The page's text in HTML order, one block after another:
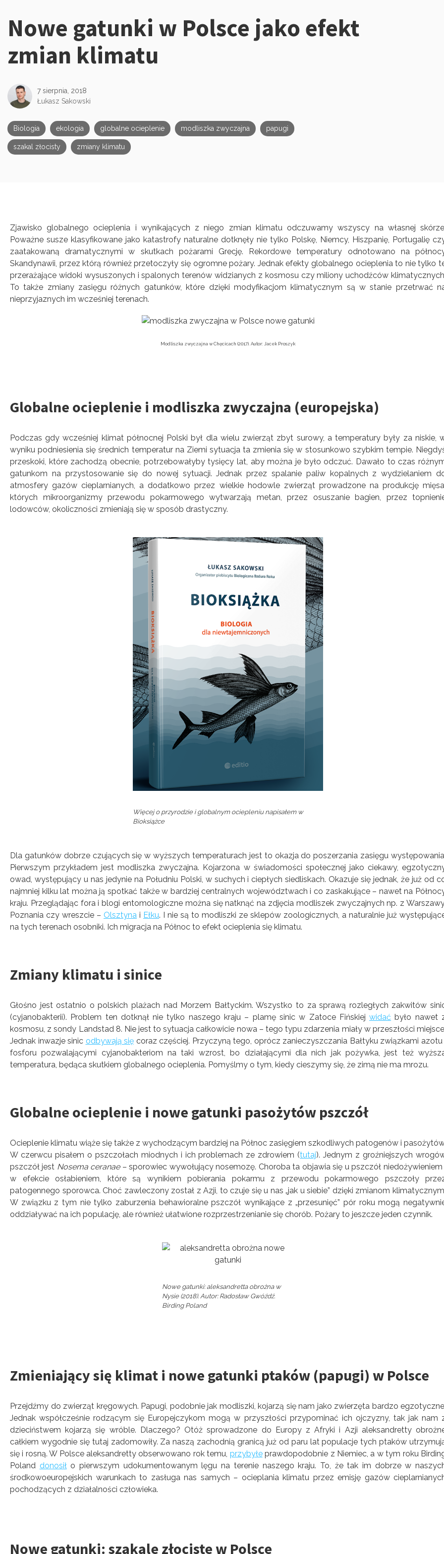
Kategorie:
Nowe gatunki w Polsce jako efekt
zmian klimatu
7 sierpnia, 2018
Łukasz Sakowski
Biologia ekologia globalne ocieplenie modliszka zwyczajna papugi
szakal złocisty zmiany klimatu
Zjawisko globalnego ocieplenia i wynikających z niego zmian klimatu odczuwamy wszyscy na własnej
Poważne susze klasyfikowane jako katastrofy naturalne dotknęły nie tylko Polskę, Niemcy, Hiszpanię, Portugalię
zaatakowaną dramatycznymi w skutkach pożarami Grecję. Rekordowe temperatury odnotowano na
Skandynawii, przez którą również przetoczyły się ogromne pożary. Jednak efekty globalnego ocieplenia to nie tylko
przerażające widoki wysuszonych i spalonych terenów widzianych z kosmosu czy miliony uchodźców
To także zmiany zasięgu różnych gatunków, które dzięki modyfikacjom klimatycznym są w stanie przetrwać
nieprzyjaznych im wcześniej terenach.
Modliszka zwyczajna w Chęcicach (2017). Autor: Jacek Proszyk
Globalne ocieplenie i modliszka zwyczajna (europejska)
Podczas gdy wcześniej klimat północnej Polski był dla wielu zwierząt zbyt surowy, a temperatury były za niskie,
wyniku podniesienia się średnich temperatur na Ziemi sytuacja ta zmienia się w stosunkowo szybkim tempie.
przeskoki, które zachodzą obecnie, potrzebowałyby tysięcy lat, aby można je było odczuć. Dawało to czas
gatunkom na przystosowanie się do nowej sytuacji. Jednak przez spalanie paliw kopalnych z wydzielaniem
atmosfery gazów cieplarnianych, a dodatkowo przez wielkie hodowle zwierząt prowadzone na produkcję
których mikroorganizmy przewodu pokarmowego wytwarzają metan, przez osuszanie bagien, przez
lodowców, okoliczności zmieniają się w sposób drastyczny.
Więcej o przyrodzie i globalnym ociepleniu napisałem w
Bioksiążce
Dla gatunków dobrze czujących się w wyższych temperaturach jest to okazja do poszerzania zasięgu
Pierwszym przykładem jest modliszka zwyczajna. Kojarzona w świadomości społecznej jako ciekawy,
owad, występujący u nas jedynie na Południu Polski, w suchych i ciepłych siedliskach. Okazuje się jednak, że już od
najmniej kilku lat można ją spotkać także w bardziej centralnych województwach i co zaskakujące – nawet na
kraju. Przeglądając fora i blogi entomologiczne można się natknąć na zdjęcia modliszek zwyczajnych np. z
Poznania czy wreszcie – Olsztyna i Ełku. I nie są to modliszki ze sklepów zoologicznych, a naturalnie już
na tych terenach osobniki. Ich migracja na Północ to efekt ocieplenia się klimatu.
Zmiany klimatu i sinice
Głośno jest ostatnio o polskich plażach nad Morzem Bałtyckim. Wszystko to za sprawą rozległych zakwitów
(cyjanobakterii). Problem ten dotknął nie tylko naszego kraju – plamę sinic w Zatoce Fińskiejwidać było nawet
kosmosu, z sondy Landstad 8. Nie jest to sytuacja całkowicie nowa – tego typu zdarzenia miały w przeszłości
Jednak inwazje sinic odbywają się coraz częściej. Przyczyną tego, oprócz zanieczyszczania Bałtyku związkami azotu
fosforu pozwalającymi cyjanobakteriom na taki wzrost, bo działającymi dla nich jak pożywka, jest też
temperatura, będąca skutkiem globalnego ocieplenia. Pomyślmy o tym, kiedy cieszymy się, że zimą nie ma mrozu.
Globalne ocieplenie i nowe gatunki pasożytów pszczół
Ocieplenie klimatu wiąże się także z wychodzącym bardziej na Północ zasięgiem szkodliwych patogenów i
W czerwcu pisałem o pszczołach miodnych i ich problemach ze zdrowiem (tutaj). Jednym z groźniejszych
pszczół jest Nosema ceranae– sporowiec wywołujący nosemozę. Choroba ta objawia się u pszczół niedożywieniem
w efekcie osłabieniem, które są wynikiem pobierania pokarmu z przewodu pokarmowego pszczoły
patogennego sporowca. Choć zawleczony został z Azji, to czuje się u nas „jak u siebie” dzięki zmianom
W związku z tym nie tylko zaburzenia behawioralne pszczół wynikające z „przesunięć” pór roku mogą
oddziaływać na ich populację, ale również ułatwione rozprzestrzenianie się chorób. Pożary to jeszcze jeden czynnik.
Nowe gatunki: aleksandretta obrożna w
Nysie (2018). Autor: Radosław Gwóźdź.
Birding Poland
Zmieniający się klimat i nowe gatunki ptaków (papugi) w Polsce
Przejdźmy do zwierząt kręgowych. Papugi, podobnie jak modliszki, kojarzą się nam jako zwierzęta bardzo
Jednak współcześnie rodzącym się Europejczykom mogą w przyszłości przypominać ich ojczyzny, tak jak nam
dzieciństwem kojarzą się wróble. Dlaczego? Otóż sprowadzone do Europy z Afryki i Azji aleksandretty
całkiem wygodnie się tutaj zadomowiły. Za naszą zachodnią granicą już od paru lat populacje tych ptaków
się i rosną. W Polsce aleksandretty obserwowano rok temu, przybyłeprawdopodobnie z Niemiec, a w tym roku
Poland donosiło pierwszym udokumentowanym lęgu na terenie naszego kraju. To, że tak im dobrze w
środkowoeuropejskich warunkach to zasługa nas samych – ocieplania klimatu przez emisję gazów
pochodzących z działalności człowieka.
Nowe gatunki: szakale złociste w Polsce